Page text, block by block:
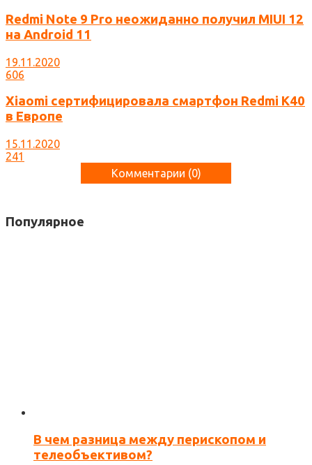
Redmi Note 9 Pro неожиданно получил MIUI 12
на Android 11
19.11.2020
606
Xiaomi сертифицировала смартфон Redmi K40
в Европе
15.11.2020
241
Комментарии (0)
Сохранить моё имя, email и адрес сайта в этом
браузере для последующих моих комментариев.
Популярное
В чем разница между перископом и
телеобъективом?